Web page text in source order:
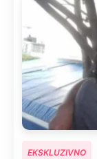
EKSKLUZIVNO